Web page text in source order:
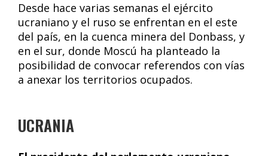
Desde hace varias semanas el ejército
ucraniano y el ruso se enfrentan en el este
del país, en la cuenca minera del Donbass, y
en el sur, donde Moscú ha planteado la
posibilidad de convocar referendos con vías
a anexar los territorios ocupados.
UCRANIA